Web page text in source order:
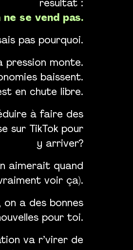
résultat :
se vend pas.
pas pourquoi.
pression monte.
baissent.
en chute libre.
à faire des
sur TikTok pour
y arriver?
aimerait quand
voir ça).
on a des bonnes
pour toi.
va r’virer de